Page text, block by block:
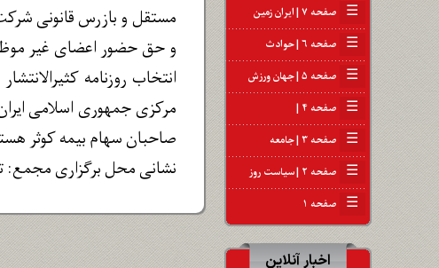
☰ صفحه ۷ | ایران زمین
☰ صفحه ۶ | حوادث
☰ صفحه ۵ | جهان ورزش
☰ صفحه ۴ |
☰ صفحه ۳ | جامعه
☰ صفحه ۲ | سیاست روز
☰ صفحه ۱
اخبار آنلاین
مستقل و بازرس قانونی
انتخاب روزنامه
مرکزی جمهوری اسلامی
صاحبان سهام بیمه کوثر
نشانی محل برگزاری مجمع: